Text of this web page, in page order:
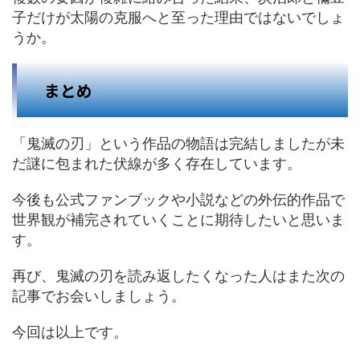
子だけが太陽の克服へと至った理由ではないでしょ
うか。
まとめ
「鬼滅の刃」という作品の物語は完結しましたが未
だ謎に包まれた伏線が多く存在しています。
今後も公式ファンブックや小説などの外伝的作品で
世界観が補完されていくことに期待したいと思いま
す。
再び、鬼滅の刃を読み返したくなった人はまた次の
記事でお会いしましょう。
今回は以上です。